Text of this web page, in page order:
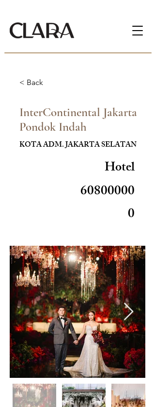
< Back
InterContinental Jakarta
Pondok Indah
KOTA ADM. JAKARTA SELATAN
Hotel
60800000
0